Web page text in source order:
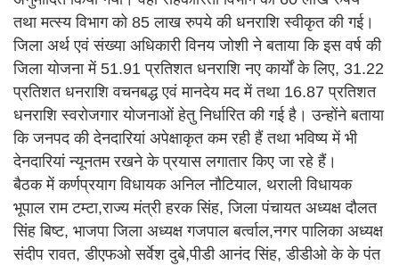
तथा मत्स्य विभाग को 85 लाख रुपये की धनराशि स्वीकृत की गई।
जिला अर्थ एवं संख्या अधिकारी विनय जोशी ने बताया कि इस वर्ष की
जिला योजना में 51.91 प्रतिशत धनराशि नए कार्यों के लिए, 31.22
प्रतिशत धनराशि वचनबद्ध एवं मानदेय मद में तथा 16.87 प्रतिशत
धनराशि स्वरोजगार योजनाओं हेतु निर्धारित की गई है। उन्होंने बताया
कि जनपद की देनदारियां अपेक्षाकृत कम रही हैं तथा भविष्य में भी
देनदारियां न्यूनतम रखने के प्रयास लगातार किए जा रहे हैं।
बैठक में कर्णप्रयाग विधायक अनिल नौटियाल, थराली विधायक
भूपाल राम टम्टा,राज्य मंत्री हरक सिंह, जिला पंचायत अध्यक्ष दौलत
सिंह बिष्ट, भाजपा जिला अध्यक्ष गजपाल बर्त्वाल,नगर पालिका अध्यक्ष
संदीप रावत, डीएफओ सर्वेश दुबे,पीडी आनंद सिंह, डीडीओ के के पंत